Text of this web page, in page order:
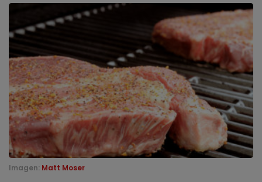
Imagen: Matt Moser